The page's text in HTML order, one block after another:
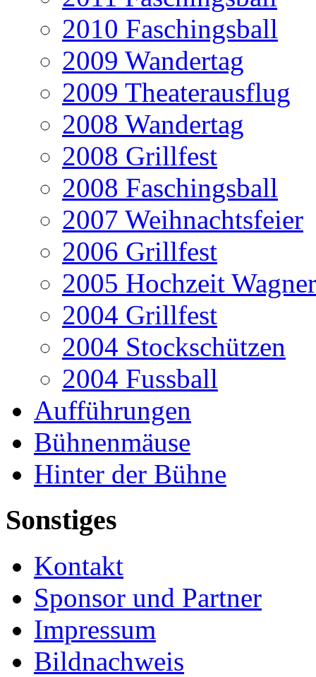
2010 Faschingsball
2009 Wandertag
2009 Theaterausflug
2008 Wandertag
2008 Grillfest
2008 Faschingsball
2007 Weihnachtsfeier
2006 Grillfest
2005 Hochzeit
2004 Grillfest
2004 Stockschützen
2004 Fussball
Aufführungen
Bühnenmäuse
Hinter der Bühne
Sonstiges
Kontakt
Sponsor und Partner
Impressum
Bildnachweis